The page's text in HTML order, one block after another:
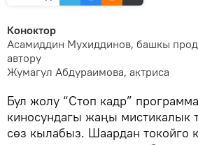
Коноктор
Асамиддин Мухиддинов, башкы
автору
Жумагул Абдураимова, актриса
Бул жолу “Стоп кадр”
киносундагы жаңы мистикалык
сөз кылабыз. Шаардан токойго